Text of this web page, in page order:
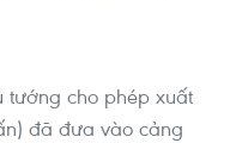
tướng cho phép xuất
đã đưa vào cảng